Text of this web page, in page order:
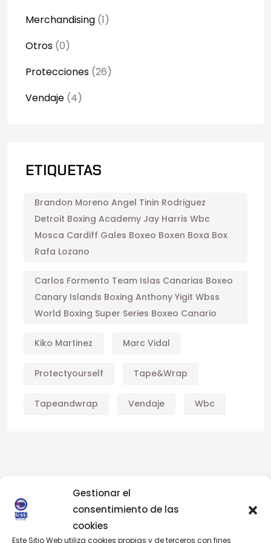
Gestionar el
consentimiento de las
cookies
Este Sitio Web utiliza cookies propias y de terceros con fines
Merchandising (1)
Otros (0)
Protecciones (26)
Vendaje (4)
ETIQUETAS
Brandon Moreno Angel Tinin Rodriguez
Detroit Boxing Academy Jay Harris Wbc
Mosca Cardiff Gales Boxeo Boxen Boxa Box
Rafa Lozano
Carlos Formento Team Islas Canarias Boxeo
Canary Islands Boxing Anthony Yigit Wbss
World Boxing Super Series Boxeo Canario
Kiko Martinez Marc Vidal
Protectyourself Tape&wrap
Tapeandwrap Vendaje Wbc